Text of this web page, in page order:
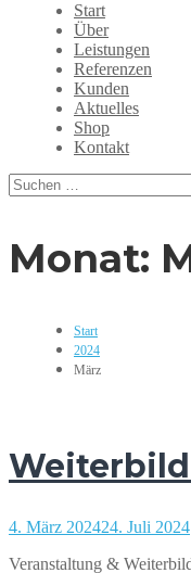
Design
Illustration
Grafikdesign,
Webdesign,
Marketing,
Mediengestaltung
Start
Über
Leistungen
Referenzen
Kunden
Aktuelles
Shop
Kontakt
Suchen
nach:
Monat:
Start
2024
März
4. März 202424. Juli 2024
Veranstaltung &